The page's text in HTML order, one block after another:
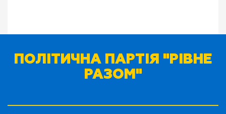
ПОЛІТИЧНА ПАРТІЯ "РІВНЕ
РАЗОМ"